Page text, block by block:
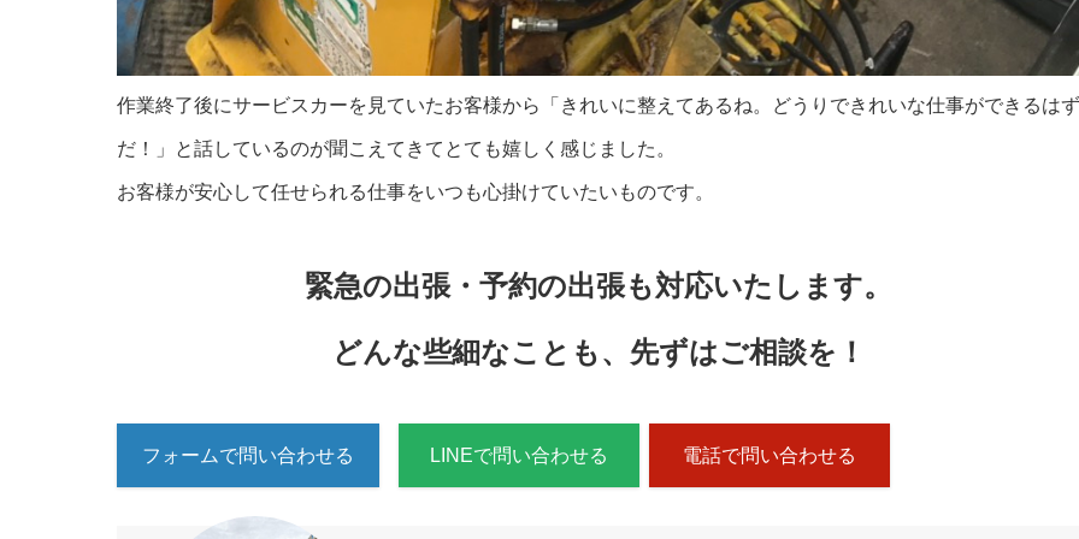
作業終了後にサービスカーを見ていたお客様から「きれいに整えてあるね。どうりできれいな仕事ができるはず
だ！」と話しているのが聞こえてきてとても嬉しく感じました。
お客様が安心して任せられる仕事をいつも心掛けていたいものです。
緊急の出張・予約の出張も対応いたします。
どんな些細なことも、先ずはご相談を！
フォームで問い合わせる LINEで問い合わせる 電話で問い合わせる